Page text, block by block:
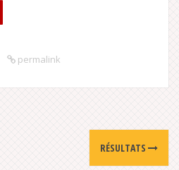
permalink
RÉSULTATS